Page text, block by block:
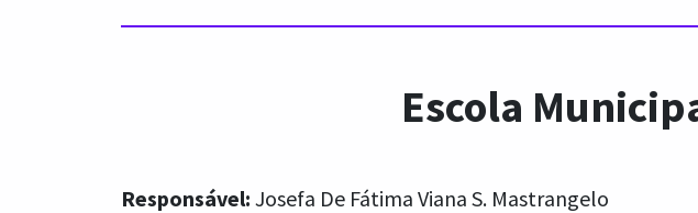
Escola
Responsável: Josefa De Fátima Viana S. Mastrangelo